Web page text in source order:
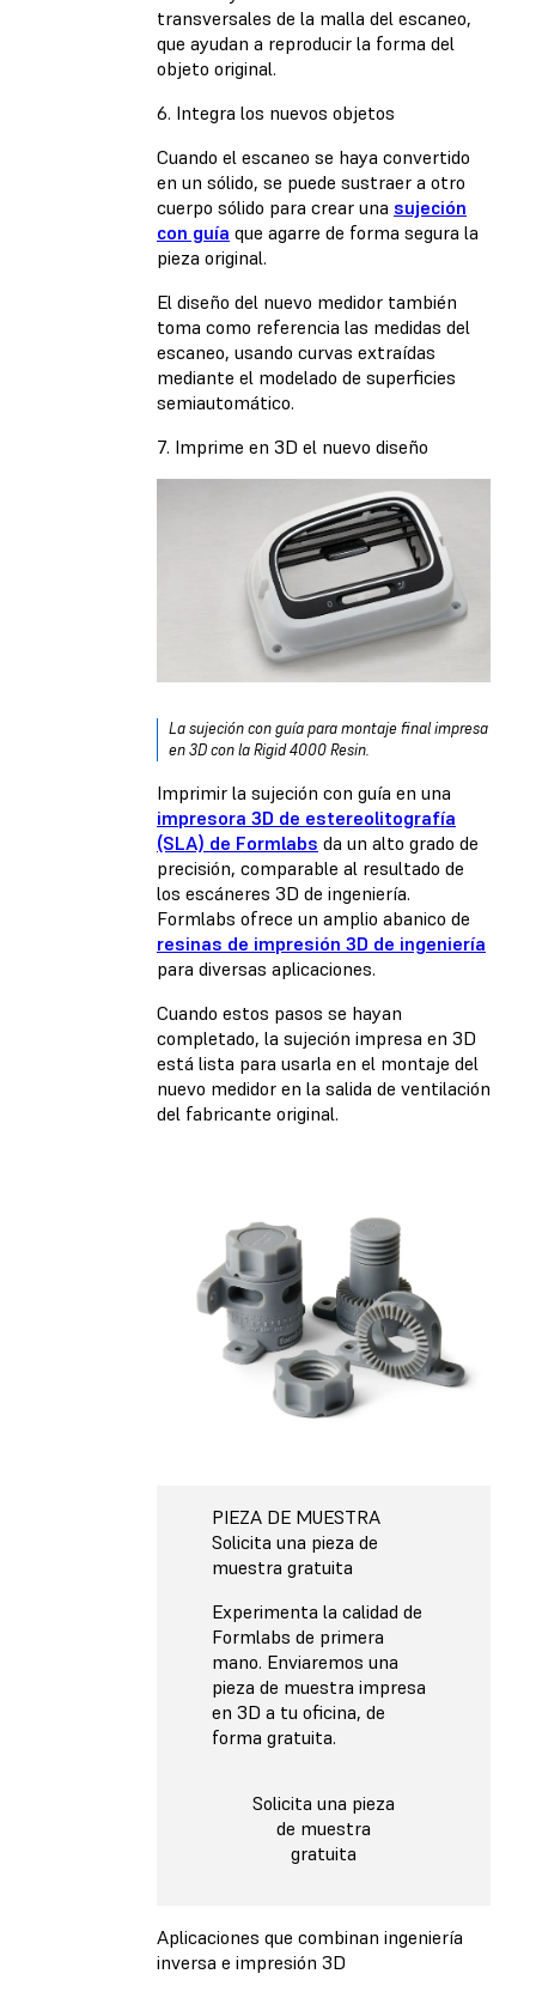
transversales de la malla del escaneo,
que ayudan a reproducir la forma del
objeto original.
6. Integra los nuevos objetos
Cuando el escaneo se haya convertido
en un sólido, se puede sustraer a otro
cuerpo sólido para crear una sujeción
con guía que agarre de forma segura la
pieza original.
El diseño del nuevo medidor también
toma como referencia las medidas del
escaneo, usando curvas extraídas
mediante el modelado de superficies
semiautomático.
7. Imprime en 3D el nuevo diseño
La sujeción con guía para montaje final impresa
en 3D con laRigid 4000 Resin.
Imprimir la sujeción con guía en una
impresora 3D de estereolitografía
(SLA) de Formlabs da un alto grado de
precisión, comparable al resultado de
los escáneres 3D de ingeniería.
Formlabs ofrece un amplio abanico de
resinas de impresión 3D de ingeniería
para diversas aplicaciones.
Cuando estos pasos se hayan
completado, la sujeción impresa en 3D
está lista para usarla en el montaje del
nuevo medidor en la salida de ventilación
del fabricante original.
PIEZA DE MUESTRA
Solicita una pieza de
muestra gratuita
Experimenta la calidad de
Formlabs de primera
mano. Enviaremos una
pieza de muestra impresa
en 3D a tu oficina, de
forma gratuita.
Solicita una pieza
de muestra
gratuita
Aplicaciones que combinan ingeniería
inversa e impresión 3D